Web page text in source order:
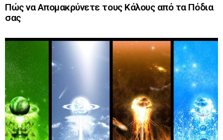
Πώς να Απομακρύνετε τους Κάλους από τα Πόδια
σας